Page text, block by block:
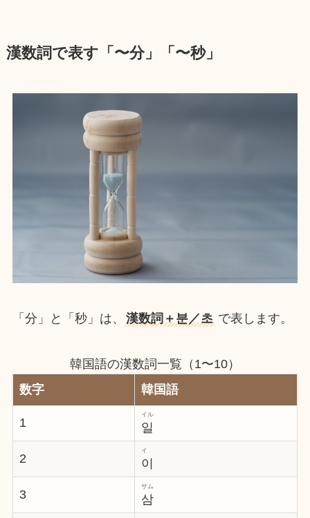
漢数詞で表す「〜分」「〜秒」
「分」と「秒」は、 漢数詞＋분／초 で表します。
韓国語の漢数詞一覧（1〜10）
数字
韓国語
1 일
イル
2 이
イ
3 삼
サム